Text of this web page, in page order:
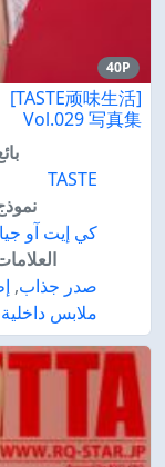
40P
顽味生活]
Vol.029 写真集
TASTE
كي إيت آو
صدر جذاب,
ملابس